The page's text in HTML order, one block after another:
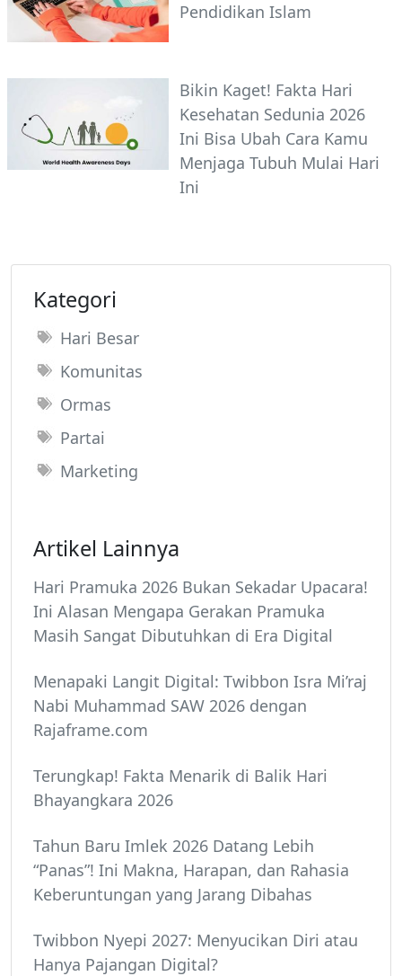
Pendidikan Islam
Bikin Kaget! Fakta Hari
Kesehatan Sedunia 2026
Ini Bisa Ubah Cara Kamu
Menjaga Tubuh Mulai Hari
Ini
Kategori
Hari Besar
Komunitas
Ormas
Partai
Marketing
Artikel Lainnya
Hari Pramuka 2026 Bukan Sekadar Upacara!
Ini Alasan Mengapa Gerakan Pramuka
Masih Sangat Dibutuhkan di Era Digital
Menapaki Langit Digital: Twibbon Isra Mi’raj
Nabi Muhammad SAW 2026 dengan
Rajaframe.com
Terungkap! Fakta Menarik di Balik Hari
Bhayangkara 2026
Tahun Baru Imlek 2026 Datang Lebih
“Panas”! Ini Makna, Harapan, dan Rahasia
Keberuntungan yang Jarang Dibahas
Twibbon Nyepi 2027: Menyucikan Diri atau
Hanya Pajangan Digital?